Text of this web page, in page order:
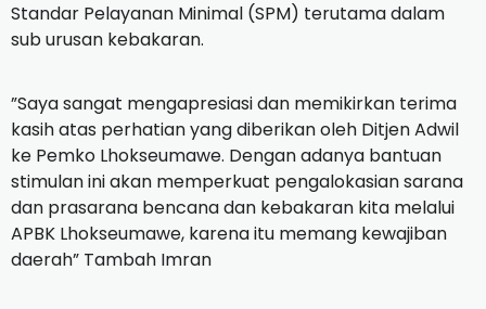
Standar Pelayanan Minimal (SPM) terutama dalam
sub urusan kebakaran.
”Saya sangat mengapresiasi dan memikirkan terima
kasih atas perhatian yang diberikan oleh Ditjen Adwil
ke Pemko Lhokseumawe. Dengan adanya bantuan
stimulan ini akan memperkuat pengalokasian sarana
dan prasarana bencana dan kebakaran kita melalui
APBK Lhokseumawe, karena itu memang kewajiban
daerah” Tambah Imran